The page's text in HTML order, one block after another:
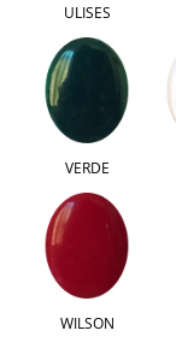
ULISES
VERDE
WILSON